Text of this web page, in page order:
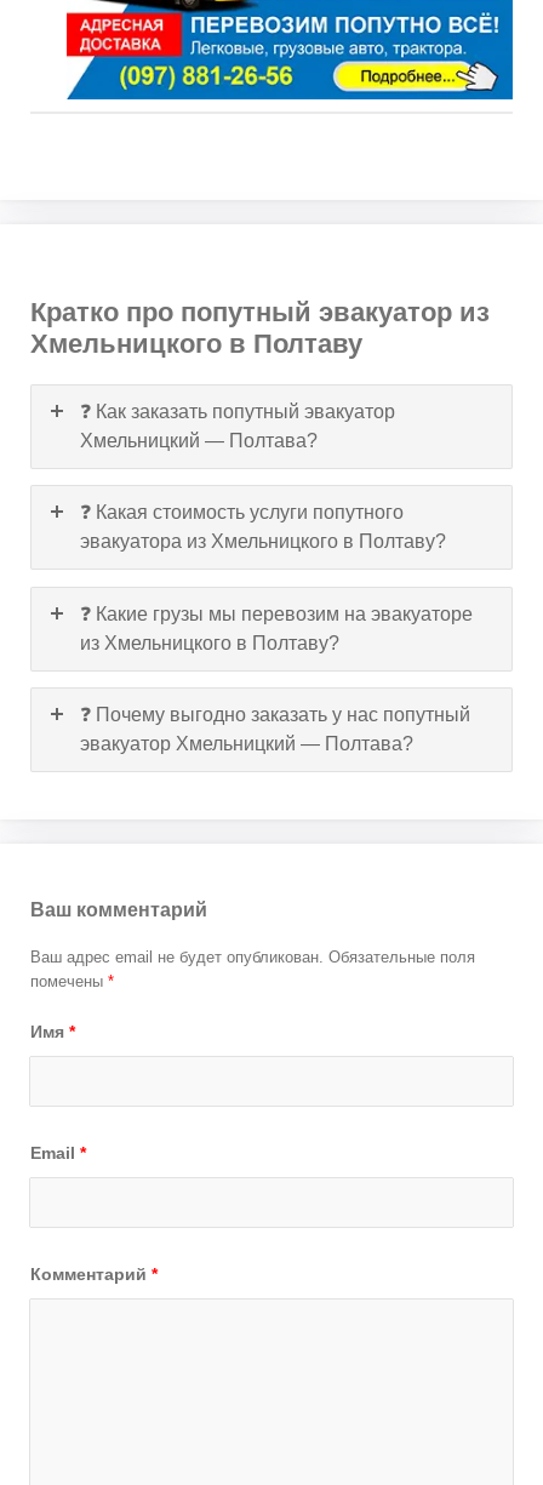
Кратко про попутный эвакуатор из
Хмельницкого в Полтаву
❓ Как заказать попутный эвакуатор
Хмельницкий — Полтава?
❓ Какая стоимость услуги попутного
эвакуатора из Хмельницкого в Полтаву?
❓ Какие грузы мы перевозим на эвакуаторе
из Хмельницкого в Полтаву?
❓ Почему выгодно заказать у нас попутный
эвакуатор Хмельницкий — Полтава?
Ваш комментарий
Ваш адрес email не будет опубликован. Обязательные поля
помечены *
Имя *
Email *
Комментарий *